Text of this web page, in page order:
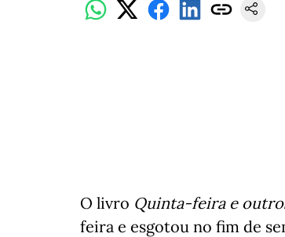
O livro Quinta-feira e
feira e esgotou no fim de